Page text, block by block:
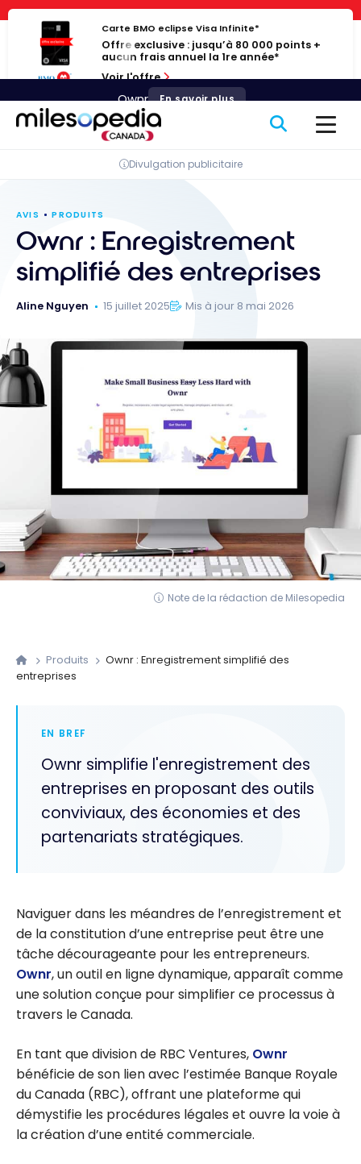
Panneau de gestion des cookies
Passer
contenu
Carte BMO eclipse Visa Infinite*
Offre exclusive : jusqu’à 80 000 points +
aucun frais annuel la 1re année*
Voir l'offre
Divulgation publicitaire
AVIS PRODUITS
Ownr : Enregistrement
simplifié des entreprises
Aline Nguyen 15 juillet 2025 Mis à jour 8 mai 2026
Note de la rédaction de Milesopedia
Ownr En savoir plus
Produits
Ownr : Enregistrement simplifié des
entreprises
EN BREF
Ownr simplifie l'enregistrement des
entreprises en proposant des outils
conviviaux, des économies et des
partenariats stratégiques.
Naviguer dans les méandres de l’enregistrement et
de la constitution d’une entreprise peut être une
tâche décourageante pour les entrepreneurs.
Ownr, un outil en ligne dynamique, apparaît comme
une solution conçue pour simplifier ce processus à
travers le Canada.
En tant que division de RBC Ventures, Ownr
bénéficie de son lien avec l’estimée Banque Royale
du Canada (RBC), offrant une plateforme qui
démystifie les procédures légales et ouvre la voie à
la création d’une entité commerciale.